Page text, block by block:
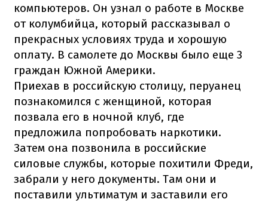
компьютеров. Он узнал о работе в Москве
от колумбийца, который рассказывал о
прекрасных условиях труда и хорошую
оплату. В самолете до Москвы было еще 3
граждан Южной Америки.
Приехав в российскую столицу, перуанец
познакомился с женщиной, которая
позвала его в ночной клуб, где
предложила попробовать наркотики.
Затем она позвонила в российские
силовые службы, которые похитили Фреди,
забрали у него документы. Там они и
поставили ультиматум и заставили его